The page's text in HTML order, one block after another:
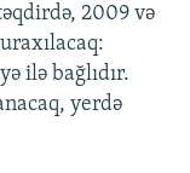
2009 və
ilə bağlıdır.
yerdə